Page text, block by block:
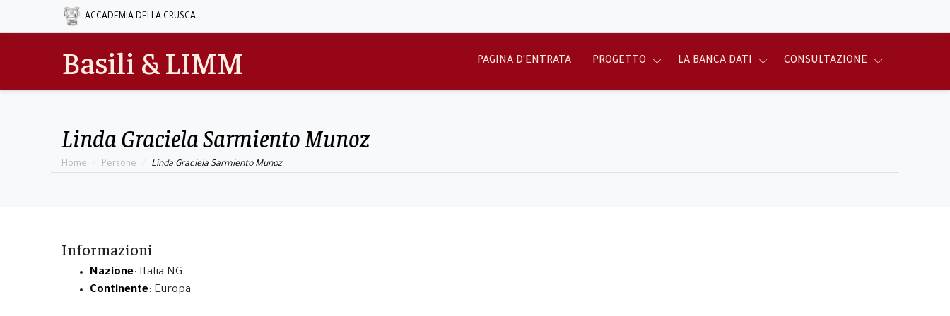
ACCADEMIA DELLA CRUSCA
Basili & LIMM PAGINA D'ENTRATA PROGETTO LA BANCA DATI CONSULTAZIONE
Linda Graciela Sarmiento Munoz
Home Persone Linda Graciela Sarmiento Munoz
Informazioni
Nazione: Italia NG
Continente: Europa